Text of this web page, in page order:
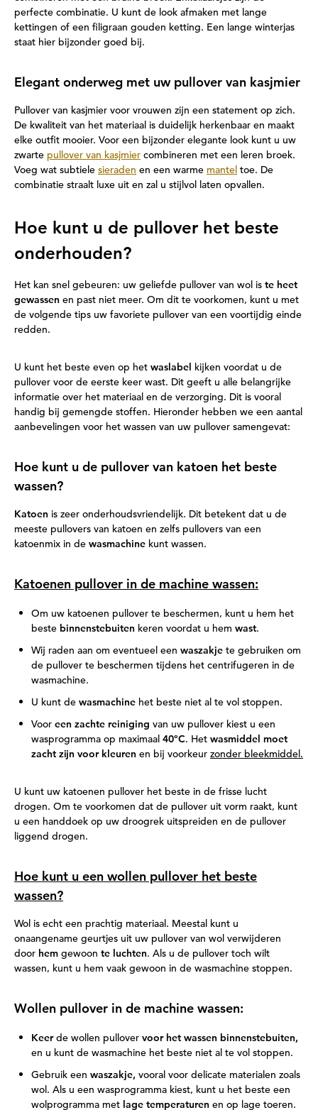
perfecte combinatie. U kunt de look afmaken met lange
kettingen of een filigraan gouden ketting. Een lange winterjas
staat hier bijzonder goed bij.
Elegant onderweg met uw pullover van kasjmier
Pullover van kasjmier voor vrouwen zijn een statement op zich.
De kwaliteit van het materiaal is duidelijk herkenbaar en maakt
elke outfit mooier. Voor een bijzonder elegante look kunt u uw
zwarte pullover van kasjmier combineren met een leren broek.
Voeg wat subtiele sieraden en een warme mantel toe. De
combinatie straalt luxe uit en zal u stijlvol laten opvallen.
Hoe kunt u de pullover het beste
onderhouden?
Het kan snel gebeuren: uw geliefde pullover van wol is te heet
gewassen en past niet meer. Om dit te voorkomen, kunt u met
de volgende tips uw favoriete pullover van een voortijdig einde
redden.
U kunt het beste even op het waslabel kijken voordat u de
pullover voor de eerste keer wast. Dit geeft u alle belangrijke
informatie over het materiaal en de verzorging. Dit is vooral
handig bij gemengde stoffen. Hieronder hebben we een aantal
aanbevelingen voor het wassen van uw pullover samengevat:
Hoe kunt u de pullover van katoen het beste
wassen?
Katoen is zeer onderhoudsvriendelijk. Dit betekent dat u de
meeste pullovers van katoen en zelfs pullovers van een
katoenmix in de wasmachine kunt wassen.
Katoenen pullover in de machine wassen:
Om uw katoenen pullover te beschermen, kunt u hem het
beste binnenstebuiten keren voordat u hem wast.
Wij raden aan om eventueel een waszakje te gebruiken om
de pullover te beschermen tijdens het centrifugeren in de
wasmachine.
U kunt de wasmachine het beste niet al te vol stoppen.
Voor een zachte reiniging van uw pullover kiest u een
wasprogramma op maximaal 40°C. Het wasmiddel moet
zacht zijn voor kleuren en bij voorkeur zonder bleekmiddel.
U kunt uw katoenen pullover het beste in de frisse lucht
drogen. Om te voorkomen dat de pullover uit vorm raakt, kunt
u een handdoek op uw droogrek uitspreiden en de pullover
liggend drogen.
Hoe kunt u een wollen pullover het beste
wassen?
Wol is echt een prachtig materiaal. Meestal kunt u
onaangename geurtjes uit uw pullover van wol verwijderen
door hem gewoon te luchten. Als u de pullover toch wilt
wassen, kunt u hem vaak gewoon in de wasmachine stoppen.
Wollen pullover in de machine wassen:
Keerde wollen pullover voor het wassen binnenstebuiten,
en u kunt de wasmachine het beste niet al te vol stoppen.
Gebruik een waszakje, vooral voor delicate materialen zoals
wol. Als u een wasprogramma kiest, kunt u het beste een
wolprogramma met lage temperaturen en op lage toeren.